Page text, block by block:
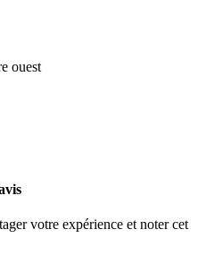
ouest
votre expérience et notercet